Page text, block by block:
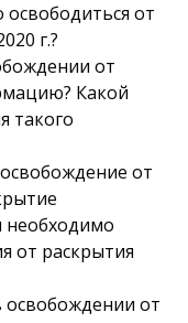
от
г.?
от
Какой
такого
от
необходимо
от раскрытия
освобождении от